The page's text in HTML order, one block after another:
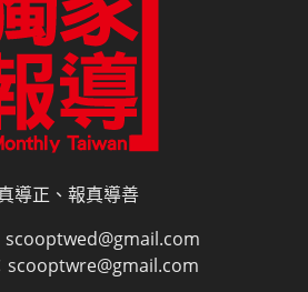
導正、報真導善
scooptwed@gmail.com
scooptwre@gmail.com